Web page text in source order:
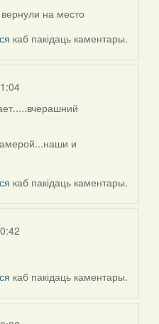
на место
каб пакідаць каментары.
и
каб пакідаць каментары.
каб пакідаць каментары.